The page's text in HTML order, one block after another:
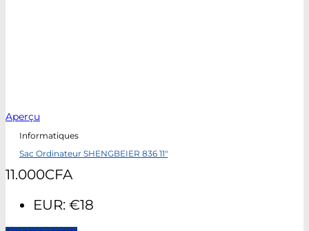
Aperçu
Informatiques
Sac Ordinateur SHENGBEIER 836 11″
11.000CFA
EUR: €18